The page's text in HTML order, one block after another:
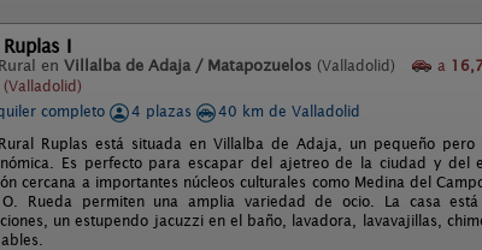
Ruplas I
en Villalba de Adaja / Matapozuelos (Valladolid) a
(Valladolid)
completo 4 plazas
40 km de Valladolid
Ruplas está situada en Villalba de Adaja, un pequeño
Es perfecto para escapar del ajetreo de la ciudad y
cercana a importantes núcleos culturales como Medina del
Rueda permiten una amplia variedad de ocio. La casa
un estupendo jacuzzi en el baño, lavadora, lavavajillas,